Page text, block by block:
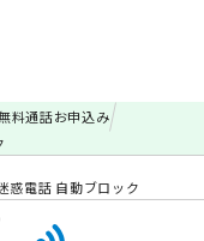
料通話お申込み
惑電話 自動ブロック